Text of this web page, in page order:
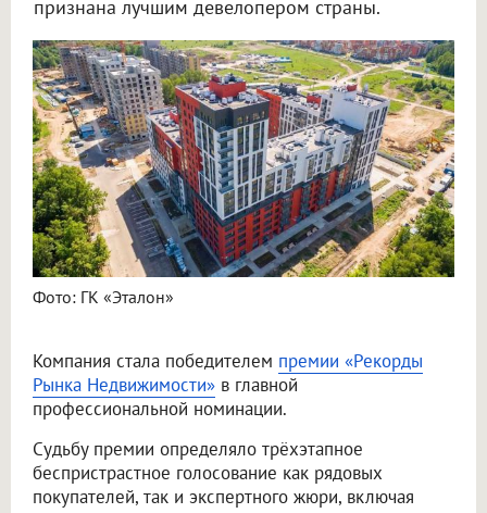
признана лучшим девелопером страны.
Фото: ГК «Эталон»
Компания стала победителем премии «Рекорды
Рынка Недвижимости» в главной
профессиональной номинации.
Судьбу премии определяло трёхэтапное
беспристрастное голосование как рядовых
покупателей, так и экспертного жюри, включая